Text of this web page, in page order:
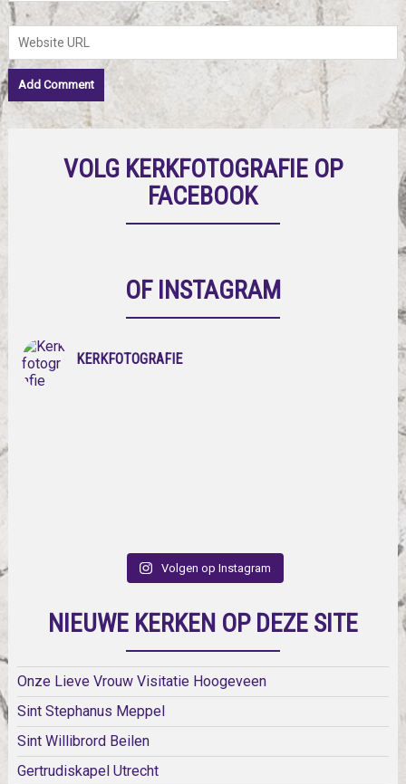
VOLG KERKFOTOGRAFIE OP
FACEBOOK
OF INSTAGRAM
KERKFOTOGRAFIE
Volgen op Instagram
NIEUWE KERKEN OP DEZE SITE
Onze Lieve Vrouw Visitatie Hoogeveen
Sint Stephanus Meppel
Sint Willibrord Beilen
Gertrudiskapel Utrecht